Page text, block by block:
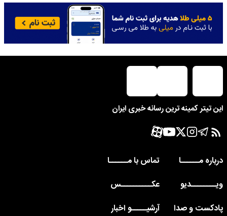
این تیتر کمینه ترین رسانه خبری ایران
درباره مــــــا
تماس با مــــــا
ویــــــــدیو
عکــــــــــس
پادکست و صدا
آرشیـــــو اخبار